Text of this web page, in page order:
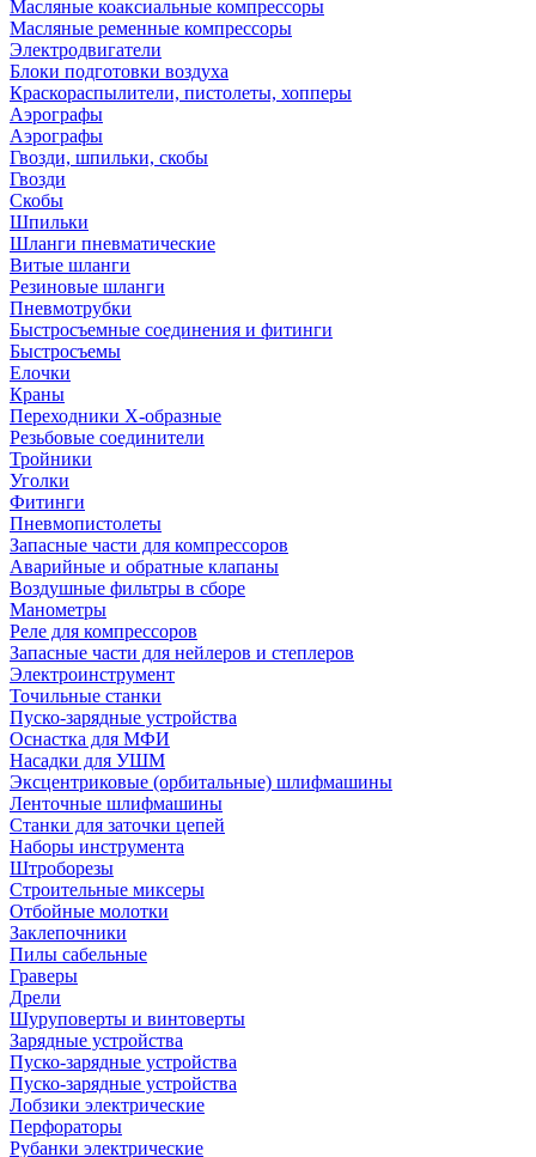
Масляные коаксиальные компрессоры
Масляные ременные компрессоры
Электродвигатели
Блоки подготовки воздуха
Краскораспылители, пистолеты, хопперы
Аэрографы
Аэрографы
Гвозди, шпильки, скобы
Гвозди
Скобы
Шпильки
Шланги пневматические
Витые шланги
Резиновые шланги
Пневмотрубки
Быстросъемные соединения и фитинги
Быстросъемы
Елочки
Краны
Переходники Х-образные
Резьбовые соединители
Тройники
Уголки
Фитинги
Пневмопистолеты
Запасные части для компрессоров
Аварийные и обратные клапаны
Воздушные фильтры в сборе
Манометры
Реле для компрессоров
Запасные части для нейлеров и степлеров
Электроинструмент
Точильные станки
Пуско-зарядные устройства
Оснастка для МФИ
Насадки для УШМ
Эксцентриковые (орбитальные) шлифмашины
Ленточные шлифмашины
Станки для заточки цепей
Наборы инструмента
Штроборезы
Строительные миксеры
Отбойные молотки
Заклепочники
Пилы сабельные
Граверы
Дрели
Шуруповерты и винтоверты
Зарядные устройства
Пуско-зарядные устройства
Пуско-зарядные устройства
Лобзики электрические
Перфораторы
Рубанки электрические